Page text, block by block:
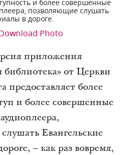
и более совершенные
позволяющие слушать
в дороге.
Photo
приложения
библиотека» от Церкви
предоставляет более
и более совершенные
Евангельские
– как раз вовремя,